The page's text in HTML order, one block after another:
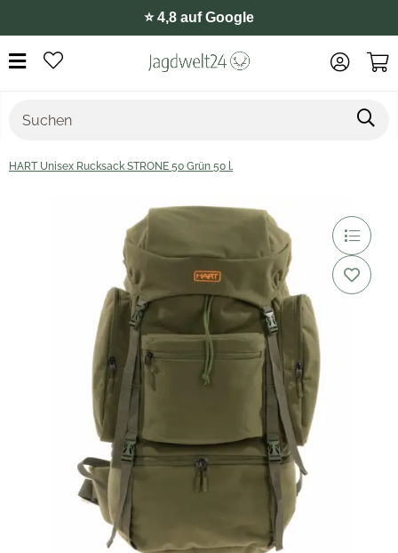
⭐️ 4,8 auf Google
HART Unisex Rucksack STRONE 50 Grün 50 l.